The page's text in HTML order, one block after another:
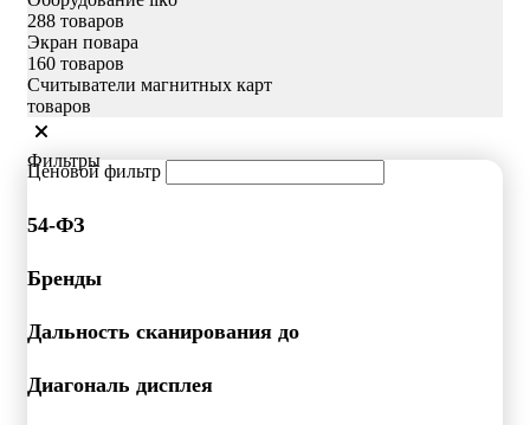
288 товаров
Экран повара
160 товаров
Считыватели магнитных карт
товаров
Фильтры
Ценовой фильтр
54-ФЗ
Бренды
Дальность сканирования до
Диагональ дисплея